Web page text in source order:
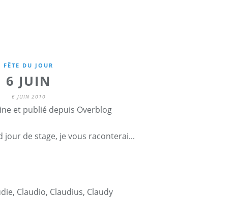
FÊTE DU JOUR
6 JUIN
6 JUIN 2010
et publié depuis Overblog
de stage, je vous raconterai...
, Claudio, Claudius, Claudy